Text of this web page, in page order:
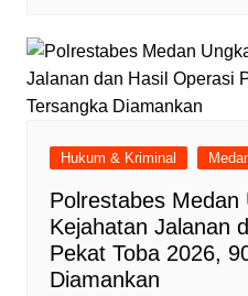
Hukum & Kriminal
Polrestabes
Kejahatan Jalanan
Pekat Toba 2026,
Diamankan